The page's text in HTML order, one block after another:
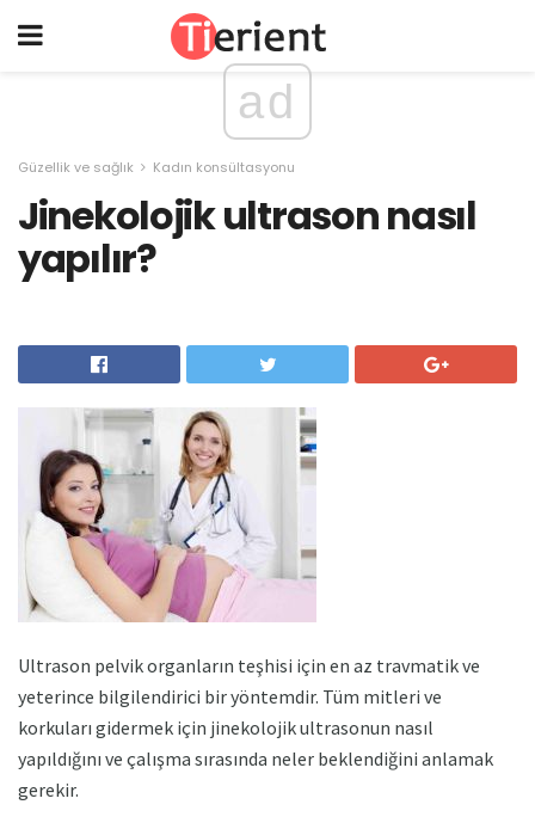
ad
Güzellik ve sağlık Kadın konsültasyonu
Jinekolojik ultrason nasıl
yapılır?
Ultrason pelvik organların teşhisi için en az travmatik ve
yeterince bilgilendirici bir yöntemdir. Tüm mitleri ve
korkuları gidermek için jinekolojik ultrasonun nasıl
yapıldığını ve çalışma sırasında neler beklendiğini anlamak
gerekir.